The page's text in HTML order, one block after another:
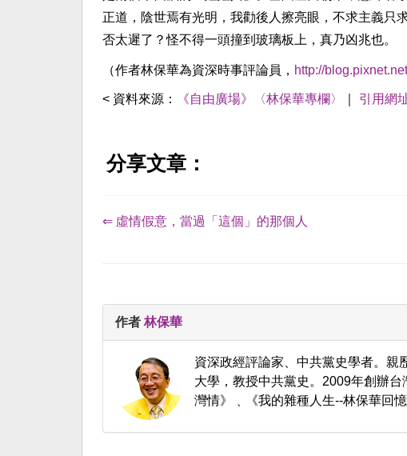
正道，陰世焉有光明，我勸後人擦亮眼，不求主義只
否太遲了？怪不得一頭撞到玻璃板上，真乃凶兆也。
（作者林保華為資深時事評論員， http://
< 資料來源： 《自由廣場》〈林保華專欄〉 引用網
分享文章：
⇐ 虛情假意，當過「這個」的那個人
作者 林保華
資深政經評論家、中共黨史學者。親
大學，教授中共黨史。2009年創辦
灣情》﹑《我的雜種人生--林保華回